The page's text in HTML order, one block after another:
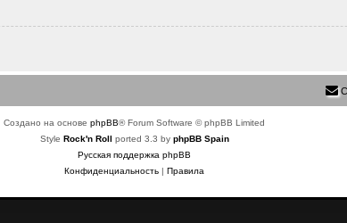
Создано на основеphpBB® Forum Software © phpBB Limited
Style Rock'n Roll ported 3.3 by phpBB Spain
Русская поддержка phpBB
Конфиденциальность |Правила